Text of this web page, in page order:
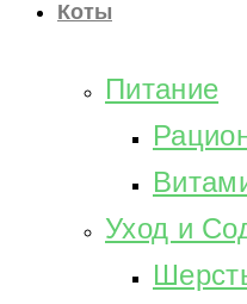
Коты
Питание
Уход и